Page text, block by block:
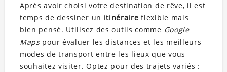
Après avoir choisi votre destination de rêve, il est
temps de dessiner un itinéraire flexible mais
bien pensé. Utilisez des outils comme Google
Mapspour évaluer les distances et les meilleurs
modes de transport entre les lieux que vous
souhaitez visiter. Optez pour des trajets variés :